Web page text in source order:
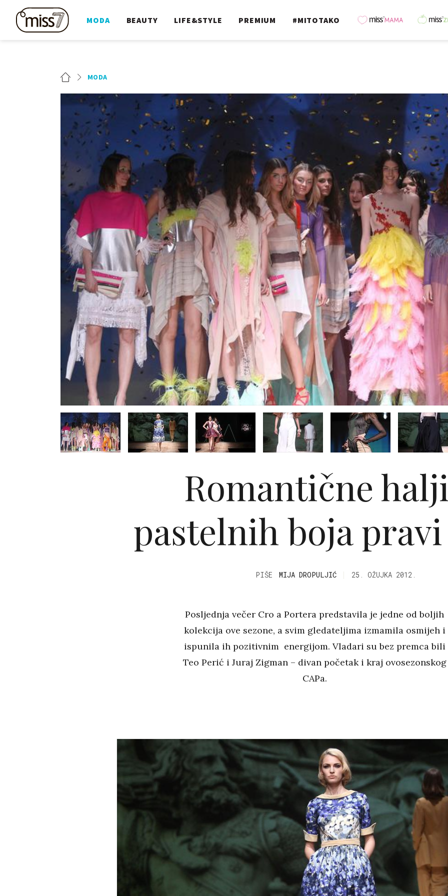
MODA BEAUTY LIFE&STYLE PREMIUM #MITOTAKO
MODA
Romantične
pastelnih boja
PIŠE MIJA DROPULJIĆ 25. OŽUJKA 2012.
Posljednja večer Cro a Portera predstavila je jedne od boljih
kolekcija ove sezone, a svim gledateljima izmamila osmijeh i
ispunila ih pozitivnim energijom. Vladari su bez premca bili
Teo Perić i Juraj Zigman – divan početak i kraj ovosezonskog
CAPa.